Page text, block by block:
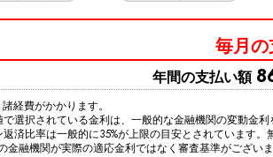
毎月
年間の支払い額
経費がかかります。
択されている金利は、一般的な金融機関の変動金利
比率は一般的に35%が上限の目安とされています。
金融機関が実際の適応金利ではなく審査基準がございま